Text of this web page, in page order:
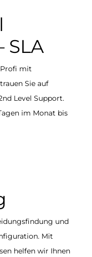
SLA
mit
Sie auf
Level Support.
im Monat bis
und
Mit
helfen wir Ihnen